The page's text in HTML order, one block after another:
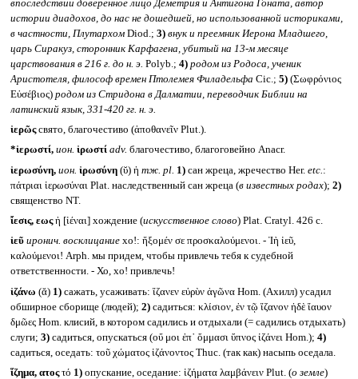
впоследствии доверенное лицо Деметрия и Антигона Гоната, автор
истории диадохов, до нас не дошедшей, но использованной историками,
в частности, ПлутархомDiod.; 3) внук и преемник Иерона Младшего,
царь Сиракуз, сторонник Карфагена, убитый на 13-м месяце
царствования в 216 г. до н. э. Polyb.; 4) родом из Родоса, ученик
Аристотеля, философ времен Птолемея Филадельфа Cic.; 5)(Σωφρόνιος
Εὐσέβιος) родом из Стридона в Далматии, переводчик Библии на
латинский язык, 331-420 гг. н. э.
ἱερῶςсвято, благочестиво (ἀποθανεῖν Plut.).
*ἱερωστί, ион. ἱρωστί adv. благочестиво, благоговейно Anacr.
ἱερωσύνη, ион. ἱρωσύνη(ῠ) ἡ тж. pl. 1)сан жреца, жречество Her. etc. :
πάτριαι ἱερωσύναι Plat. наследственный сан жреца (в известных родах); 2)
священство NT.
ἴεσις, εωςἡ [ἰέναι] хождение (искусственное слово) Plat. Cratyl. 426 c.
ἰεῦ иронич. восклицаниехо!: ἥξομέν σε προσκαλούμενοι. - Ἰὴ ἰεῦ,
καλούμενοι! Arph. мы придем, чтобы привлечь тебя к судебной
ответственности. - Хо, хо! привлечь!
ἱζάνω (ᾰ) 1)сажать, усаживать: ἵζανεν εὐρὺν ἀγῶνα Hom. (Ахилл) усадил
обширное сборище (людей); 2)садиться: κλίσιον, ἐν τῷ ἵζανον ἠδὲ ἴαυον
δμῶες Hom. клисий, в котором садились и отдыхали (= садились отдыхать)
слуги; 3)садиться, опускаться (οὔ μοι ἐπ᾽ ὄμμασι ὕπνος ἱζάνει Hom.); 4)
садиться, оседать: τοῦ χώματος ἱζάνοντος Thuc. (так как) насыпь оседала.
ἵζημα, ατοςτό 1)опускание, оседание: ἱζήματα λαμβάνειν Plut. (о земле)